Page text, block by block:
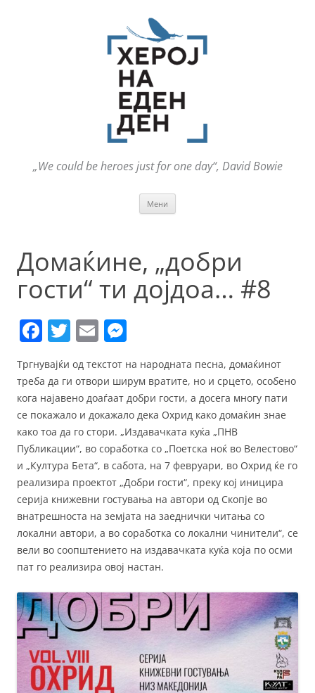
„We could be heroes just for one day“, David Bowie
Мени
Домаќине, „добри
гости“ ти дојдоа… #8
F
c
e
b
o
o
k
T
itt
er
E
ai
l
ss
e
n
g
er
Тргнувајќи од текстот на народната песна, домаќинот
треба да ги отвори ширум вратите, но и срцето, особено
кога најавено доаѓаат добри гости, а досега многу пати
се покажало и докажало дека Охрид како домаќин знае
како тоа да го стори. „Издавачката куќа „ПНВ
Публикации“, во соработка со „Поетска ноќ во Велестово“
и „Култура Бета“, в сабота, на 7 февруари, во Охрид ќе го
реализира проектот „Добри гости“, преку кој иницира
серија книжевни гостувања на автори од Скопје во
внатрешноста на земјата на заеднички читања со
локални автори, а во соработка со локални чинители“, се
вели во соопштението на издавачката куќа која по осми
пат го реализира овој настан.